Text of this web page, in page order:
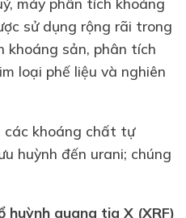
sử dụng rộng rãi trong
khoáng sản, phân tích
loại phế liệu và nghiên
các khoáng chất tự
huỳnh đến urani; chúng
huỳnh quang tia X (XRF)